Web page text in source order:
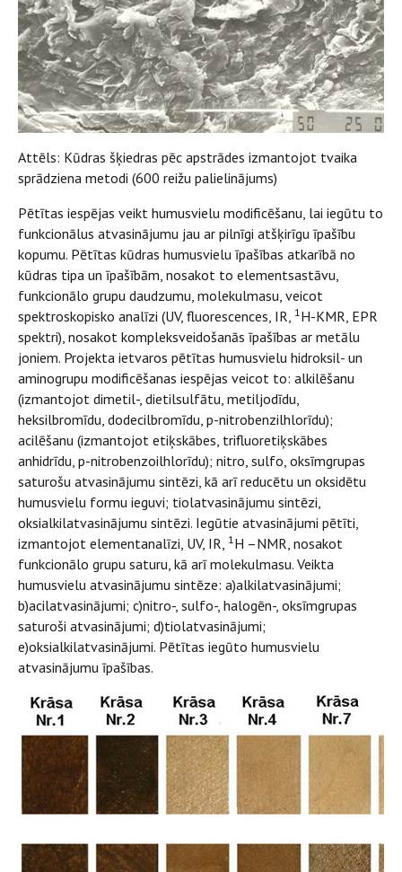
Attēls: Kūdras šķiedras pēc apstrādes izmantojot tvaika
sprādziena metodi (600 reižu palielinājums)
Pētītas iespējas veikt humusvielu modificēšanu, lai iegūtu to
funkcionālus atvasinājumu jau ar pilnīgi atšķirīgu īpašību
kopumu. Pētītas kūdras humusvielu īpašības atkarībā no
kūdras tipa un īpašībām, nosakot to elementsastāvu,
funkcionālo grupu daudzumu, molekulmasu, veicot
spektroskopisko analīzi (UV, fluorescences, IR, 1H-KMR, EPR
spektri), nosakot kompleksveidošanās īpašības ar metālu
joniem. Projekta ietvaros pētītas humusvielu hidroksil- un
aminogrupu modificēšanas iespējas veicot to: alkilēšanu
(izmantojot dimetil-, dietilsulfātu, metiljodīdu,
heksilbromīdu, dodecilbromīdu, p-nitrobenzilhlorīdu);
acilēšanu (izmantojot etiķskābes, trifluoretiķskābes
anhidrīdu, p-nitrobenzoilhlorīdu); nitro, sulfo, oksīmgrupas
saturošu atvasinājumu sintēzi, kā arī reducētu un oksidētu
humusvielu formu ieguvi; tiolatvasinājumu sintēzi,
oksialkilatvasinājumu sintēzi. Iegūtie atvasinājumi pētīti,
izmantojot elementanalīzi, UV, IR, 1H –NMR, nosakot
funkcionālo grupu saturu, kā arī molekulmasu. Veikta
humusvielu atvasinājumu sintēze: a)alkilatvasinājumi;
b)acilatvasinājumi; c)nitro-, sulfo-, halogēn-, oksīmgrupas
saturoši atvasinājumi; d)tiolatvasinājumi;
e)oksialkilatvasinājumi. Pētītas iegūto humusvielu
atvasinājumu īpašības.